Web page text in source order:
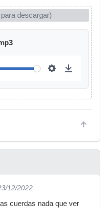
para descargar)
12/2022
cuerdas nada que ver